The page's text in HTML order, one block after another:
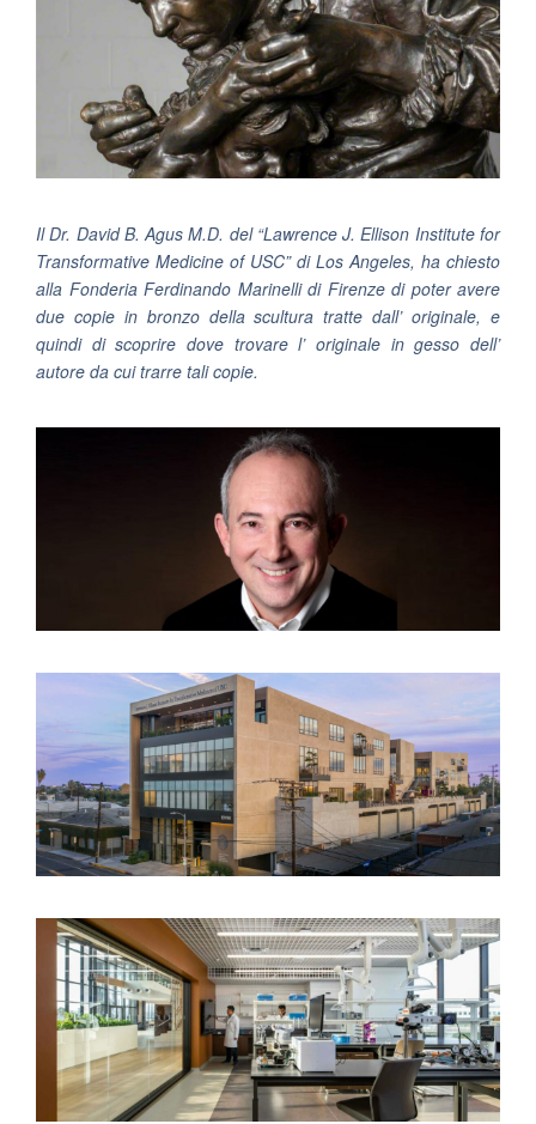
Il Dr. David B. Agus M.D. del “Lawrence J. Ellison Institute for
Transformative Medicine of USC”di Los Angeles, ha chiesto
alla Fonderia Ferdinando Marinelli di Firenze di poter avere
due copie in bronzo della scultura tratte dall’ originale, e
quindi di scoprire dove trovare l’ originale in gesso dell’
autore da cui trarre tali copie.